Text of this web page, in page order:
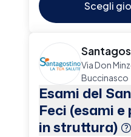
Scegli
Via Don
Buccinasco
Esami del
Feci (esami
in struttura)